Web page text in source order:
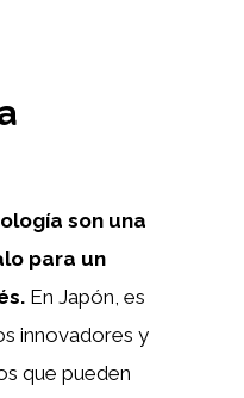
son una
para un
En Japón, es
innovadores y
que pueden